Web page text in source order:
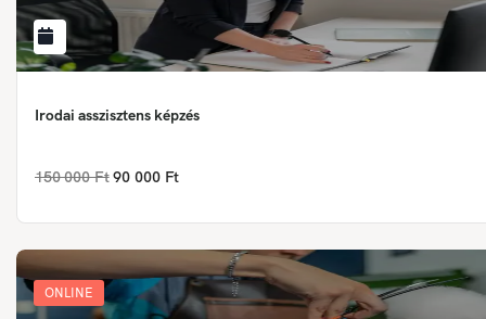
Irodai asszisztens képzés
150 000 Ft 90 000 Ft
ONLINE